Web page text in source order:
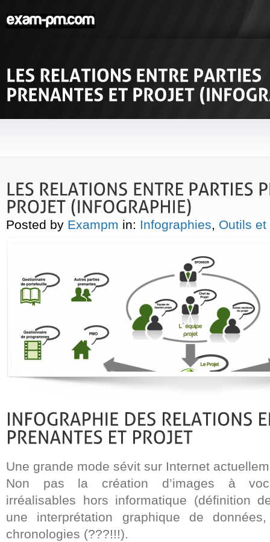
Posted by Exampm in: Infographies, Outils
Une grande mode sévit sur Internet
Non pas la création d’images à
irréalisables hors informatique (définition
une interprétation graphique de
chronologies (???!!!).